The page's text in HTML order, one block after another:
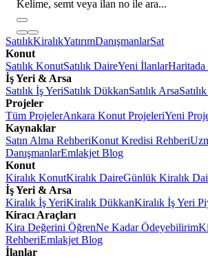
Kelime, semt veya ilan no ile ara...
SatılıkKiralıkYatırımDanışmanlarSat
Konut
Satılık KonutSatılık DaireYeni İlanlarHaritada
İş Yeri & Arsa
Satılık İş YeriSatılık DükkanSatılık Arsa
Projeler
Tüm ProjelerAnkara Konut ProjeleriYeni
Kaynaklar
Satın Alma RehberiKonut Kredisi Rehberi
DanışmanlarEmlakjet Blog
Konut
Kiralık KonutKiralık DaireGünlük Kiralık
İş Yeri & Arsa
Kiralık İş YeriKiralık DükkanKiralık İş Yeri
Kiracı Araçları
Kira Değerini ÖğrenNe Kadar Ödeyebilirim
RehberiEmlakjet Blog
İlanlar